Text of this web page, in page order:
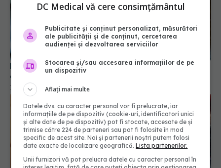
De ce te dor ochii? Cauze, semne de alarmă și
când să mergi la medic
11 noi 2025, 23:04
DC Medical vă cere consimțământul
Publicitate și conținut personalizat, măsurători
ale publicității și de conținut, cercetarea
audienței și dezvoltarea serviciilor
Stocarea și/sau accesarea informațiilor de pe
un dispozitiv
Aflați mai multe
Datele dvs. cu caracter personal vor fi prelucrate, iar
informațiile de pe dispozitiv (cookie-uri, identificatori unici
și alte date de pe dispozitiv) pot fi stocate, accesate de și
trimise către 224 de parteneri sau pot fi folosite în mod
specific de acest site. Noi și partenerii noștri putem folosi
date exacte de localizare geografică.Lista partenerilor.
Unii furnizori vă pot prelucra datele cu caracter personal în